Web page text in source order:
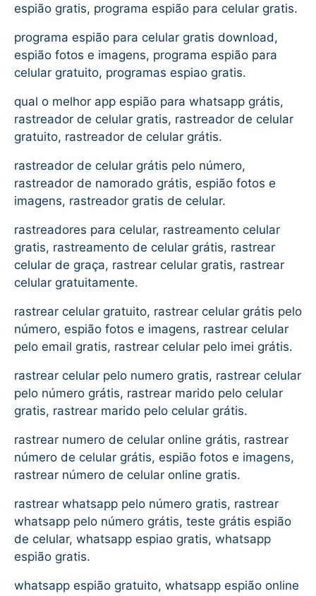
espião gratis, programa espião para celular gratis.
programa espião para celular gratis download,
espião fotos e imagens, programa espião para
celular gratuito, programas espiao gratis.
qual o melhor app espião para whatsapp grátis,
rastreador de celular gratis, rastreador de celular
gratuito, rastreador de celular grátis.
rastreador de celular grátis pelo número,
rastreador de namorado grátis, espião fotos e
imagens, rastreador gratis de celular.
rastreadores para celular, rastreamento celular
gratis, rastreamento de celular grátis, rastrear
celular de graça, rastrear celular gratis, rastrear
celular gratuitamente.
rastrear celular gratuito, rastrear celular grátis pelo
número, espião fotos e imagens, rastrear celular
pelo email gratis, rastrear celular pelo imei grátis.
rastrear celular pelo numero gratis, rastrear celular
pelo número grátis, rastrear marido pelo celular
gratis, rastrear marido pelo celular grátis.
rastrear numero de celular online grátis, rastrear
número de celular grátis, espião fotos e imagens,
rastrear número de celular online gratis.
rastrear whatsapp pelo número gratis, rastrear
whatsapp pelo número grátis, teste grátis espião
de celular, whatsapp espiao gratis, whatsapp
espião gratis.
whatsapp espião gratuito, whatsapp espião online